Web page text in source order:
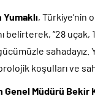
Yumaklı, Türkiye’nin
belirterek, “28
sahadayız.
koşulları ve
Genel Müdürü Bekir